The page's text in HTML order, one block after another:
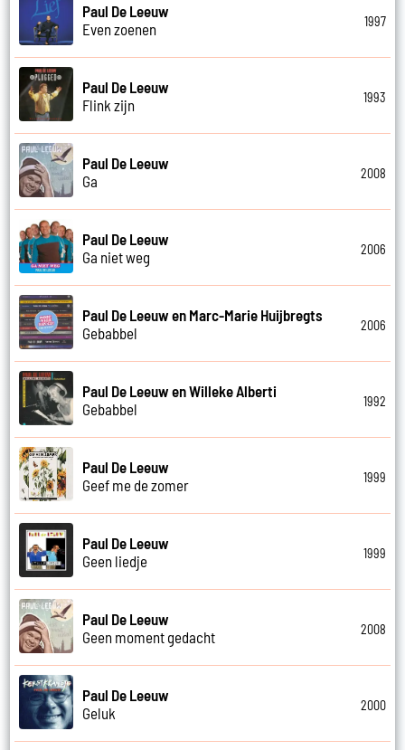
Paul De Leeuw
Even zoenen
1997
Paul De Leeuw
Flink zijn
1993
Paul De Leeuw
Ga
2008
Paul De Leeuw
Ga niet weg
2006
Paul De Leeuw en Marc-Marie Huijbregts
Gebabbel
2006
Paul De Leeuw en Willeke Alberti
Gebabbel
1992
Paul De Leeuw
Geef me de zomer
1999
Paul De Leeuw
Geen liedje
1999
Paul De Leeuw
Geen moment gedacht
2008
Paul De Leeuw
Geluk
2000